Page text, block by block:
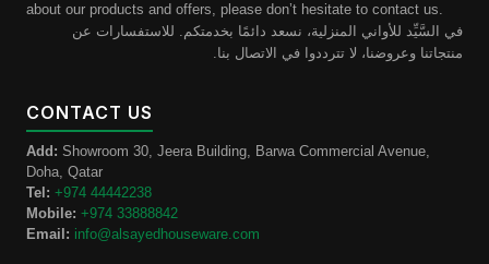
about our products and offers, please don’t hesitate to contact us.
في السَّيِّد للأواني المنزلية، نسعد دائمًا بخدمتكم. للاستفسارات عن
منتجاتنا وعروضنا، لا تترددوا في الاتصال بنا.
CONTACT US
Add: Showroom 30, Jeera Building, Barwa Commercial Avenue,
Doha, Qatar
Tel: +974 44442238
Mobile: +974 33888842
Email: info@alsayedhouseware.com